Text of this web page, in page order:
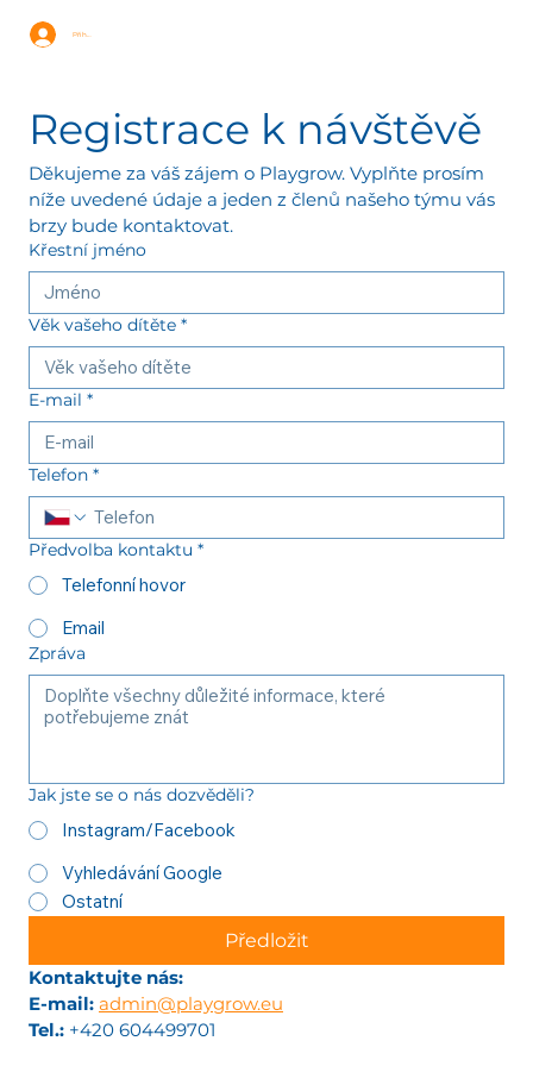
Přihlásit se
Registrace k návštěvě
Děkujeme za váš zájem o Playgrow. Vyplňte prosím
níže uvedené údaje a jeden z členů našeho týmu vás
brzy bude kontaktovat.
Křestní jméno
Věk vašeho dítěte *
E-mail *
Telefon *
Předvolba kontaktu *
Telefonní hovor
Email
Zpráva
Jak jste se o nás dozvěděli?
Instagram/Facebook
Vyhledávání Google
Ostatní
Předložit
Kontaktujte nás:
E-mail: admin@playgrow.eu
Tel.: +420 604499701